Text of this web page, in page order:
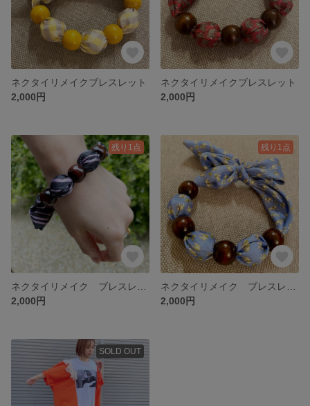
ネクタイリメイクブレスレット
2,000円
ネクタイリメイクブレスレット
2,000円
残り1点
2,000円
残り1点
2,000円
SOLD OUT